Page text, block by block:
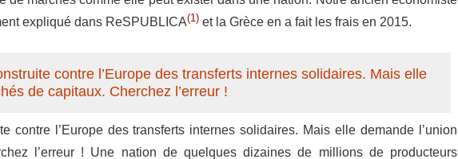
expliqué dans ReSPUBLICA(1) et la Grèce en a fait les frais en 2015.
contre l’Europe des transferts internes solidaires. Mais elle
de capitaux. Cherchez l’erreur !
contre l’Europe des transferts internes solidaires. Mais elle demande l’union
l’erreur ! Une nation de quelques dizaines de millions de producteurs